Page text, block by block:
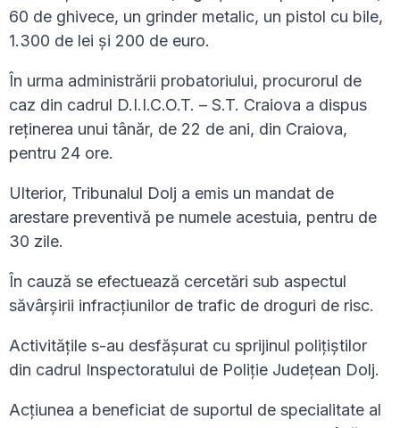
60 de ghivece, un grinder metalic, un pistol cu bile,
1.300 de lei şi 200 de euro.
În urma administrării probatoriului, procurorul de
caz din cadrul D.I.I.C.O.T. – S.T. Craiova a dispus
reţinerea unui tânăr, de 22 de ani, din Craiova,
pentru 24 ore.
Ulterior, Tribunalul Dolj a emis un mandat de
arestare preventivă pe numele acestuia, pentru de
30 zile.
În cauză se efectuează cercetări sub aspectul
săvârşirii infracţiunilor de trafic de droguri de risc.
Activităţile s-au desfăşurat cu sprijinul poliţiştilor
din cadrul Inspectoratului de Poliție Județean Dolj.
Acțiunea a beneficiat de suportul de specialitate al